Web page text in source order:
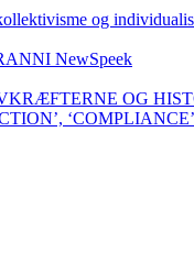
og
NewSpeek
OG